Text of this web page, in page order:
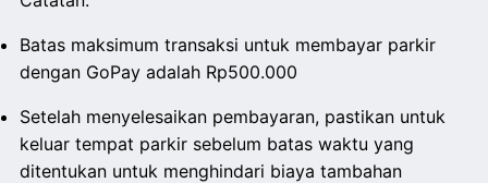
Batas maksimum transaksi untuk membayar parkir
dengan GoPay adalah Rp500.000
Setelah menyelesaikan pembayaran, pastikan untuk
keluar tempat parkir sebelum batas waktu yang
ditentukan untuk menghindari biaya tambahan